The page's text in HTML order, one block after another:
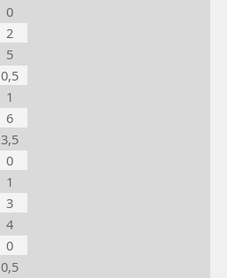
0
2
5
0,5
1
6
3,5
0
1
3
4
0
0,5